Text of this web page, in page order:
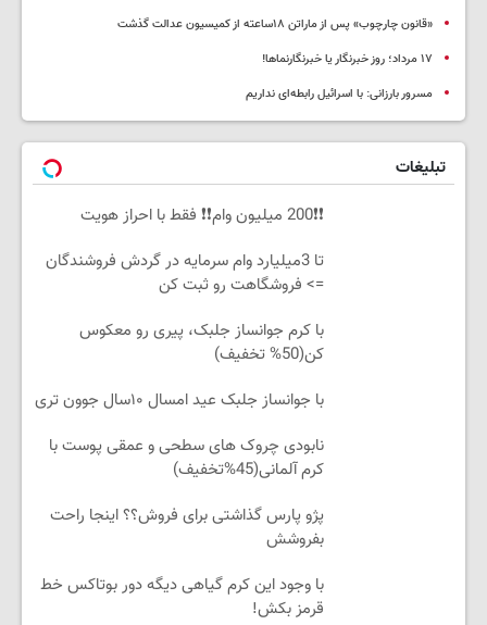
«قانون چارچوب» پس از ماراتن ۱۸ساعته از کمیسیون عدالت گذشت
١٧ مرداد؛ روز خبرنگار یا خبرنگارنماها!
مسرور بارزانی: با اسرائیل رابطه‌ای نداریم
تبلیغات
❗❗200 میلیون وام❗❗ فقط با احراز هویت
تا 3میلیارد وام سرمایه در گردش فروشندگان
=> فروشگاهت رو ثبت کن
با کرم جوانساز جلبک، پیری رو معکوس
کن(50% تخفیف)
با جوانساز جلبک عید امسال ۱۰سال جوون تری
نابودی چروک های سطحی و عمقی پوست با
کرم آلمانی(45%تخفیف)
پژو پارس گذاشتی برای فروش؟؟ اینجا راحت
بفروشش
با وجود این کرم گیاهی دیگه دور بوتاکس خط
قرمز بکش!